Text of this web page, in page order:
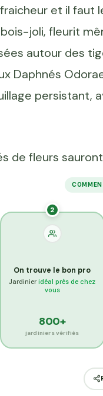
et il faut
joli, fleurit
autour des
Daphnés
persistant,
de fleurs
2
On trouve le bon pro
Jardinieridéal près de chez
vous
800+
jardiniers vérifiés